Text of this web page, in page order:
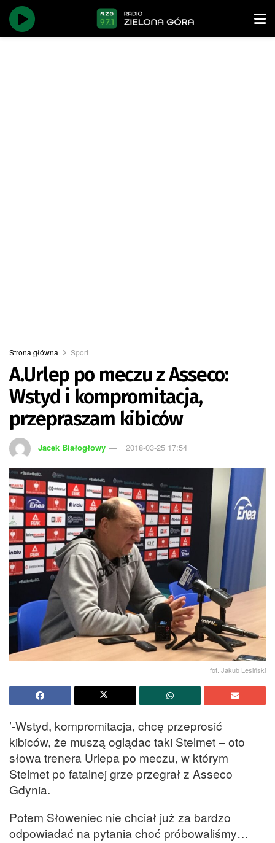
Strona główna Sport
A.Urlep po meczu z Asseco:
Wstyd i kompromitacja,
przepraszam kibiców
Jacek Białogłowy 2018-03-25 17:54
fot. Jakub Lesiński
’-Wstyd, kompromitacja, chcę przeprosić
kibiców, że muszą oglądac taki Stelmet – oto
słowa trenera Urlepa po meczu, w którym
Stelmet po fatalnej grze przegrał z Asseco
Gdynia.
Potem Słoweniec nie chciał już za bardzo
odpowiadać na pytania choć próbowaliśmy…